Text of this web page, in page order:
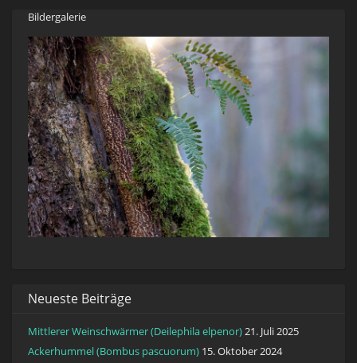
Bildergalerie
Neueste Beiträge
Mittlerer Weinschwärmer (Deilephila elpenor)21. Juli 2025
Ackerhummel (Bombus pascuorum) 15. Oktober 2024